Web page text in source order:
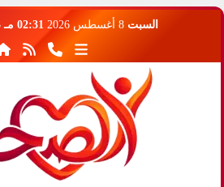
السبت 8 أغسطس 2026 02:31 مـ